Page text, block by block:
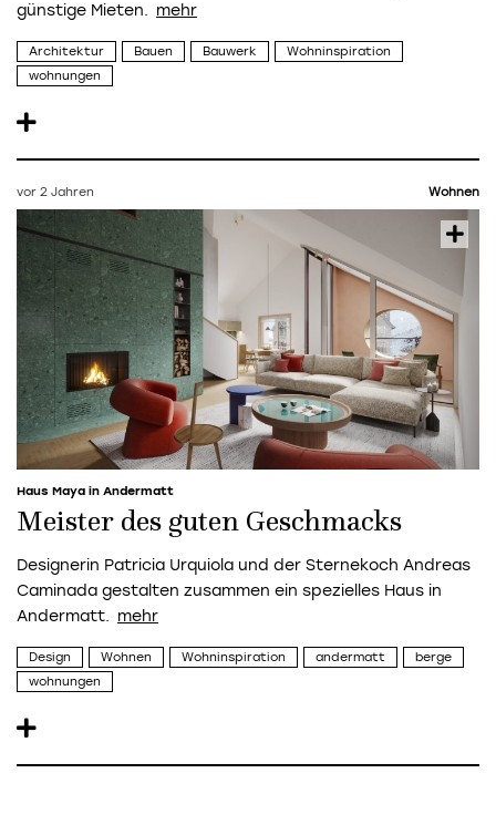
günstige Mieten.
Architektur Bauen Bauwerk
Wohninspiration
wohnungen
vor 2 Jahren Wohnen
Haus Maya in Andermatt
Meister des guten Geschmacks
Designerin Patricia Urquiola und der Sternekoch Andreas
Caminada gestalten zusammen ein spezielles Haus in
Andermatt.
Design Wohnen Wohninspiration andermatt
berge
wohnungen